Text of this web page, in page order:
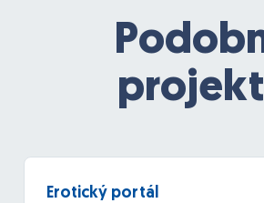
Erotický portál